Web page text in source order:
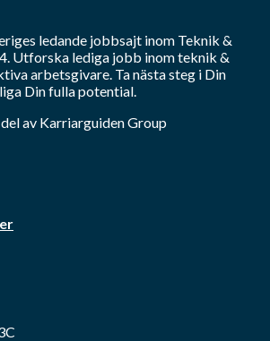
ledande jobbsajt inom Teknik &
Utforska lediga jobb inomteknik &
arbetsgivare. Ta nästa steg i Din
Din fulla potential.
del av Karriarguiden Group